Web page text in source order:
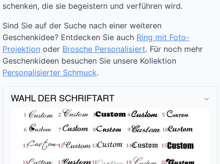
schenken, die sie begeistern und verführen wird.
Sind Sie auf der Suche nach einer weiteren
Geschenkidee? Entdecken Sie auch Ring mit Foto-
Projektion oder Brosche Personalisiert. Für noch mehr
Geschenkideen besuchen Sie unsere Kollektion
Personalisierter Schmuck.
WAHL DER SCHRIFTART